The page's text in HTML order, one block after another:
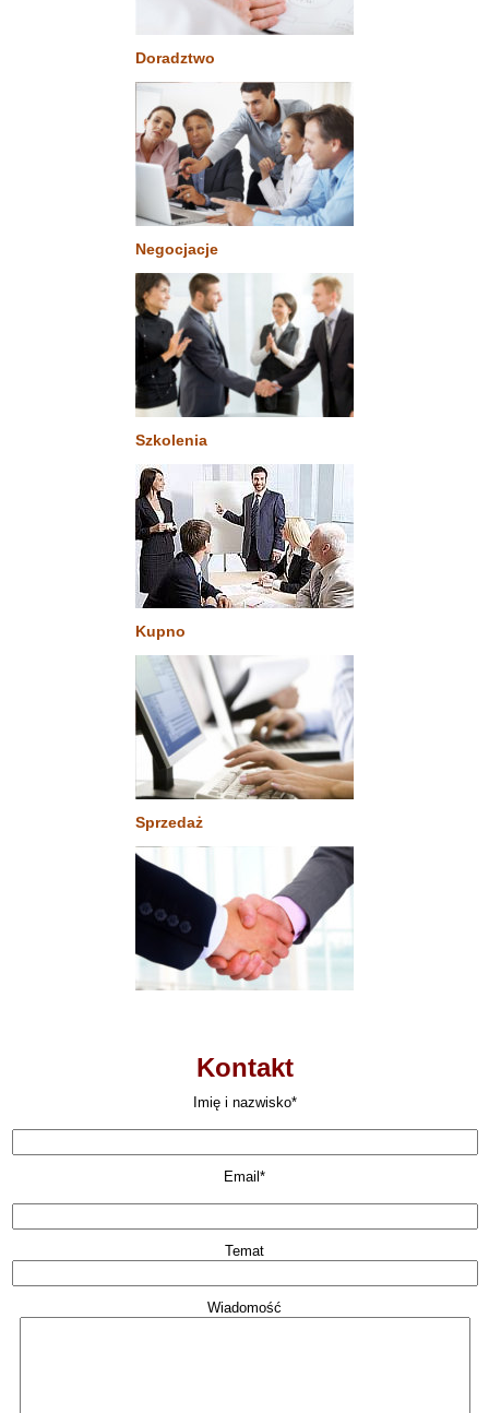
Doradztwo
Negocjacje
Szkolenia
Kupno
Sprzedaż
Kontakt
Imię i nazwisko*
Email*
Temat
Wiadomość